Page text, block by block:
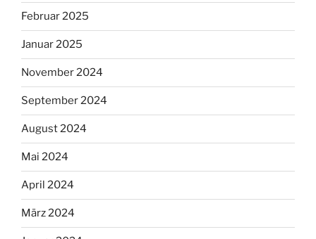
Februar 2025
Januar 2025
November 2024
September 2024
August 2024
Mai 2024
April 2024
März 2024